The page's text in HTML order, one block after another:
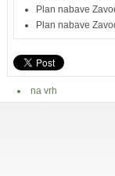
Plan nabave
Plan nabave
na vrh